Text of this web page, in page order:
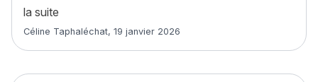
la suite
Article rédigé par
Céline Taphaléchat, 19 janvier 2026